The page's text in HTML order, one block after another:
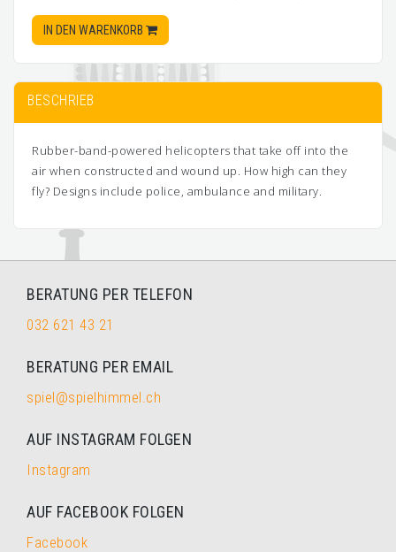
IN DEN WARENKORB
BESCHRIEB
Rubber-band-powered helicopters that take off into the
air when constructed and wound up. How high can they
fly? Designs include police, ambulance and military.
BERATUNG PER TELEFON
032 621 43 21
BERATUNG PER EMAIL
spiel@spielhimmel.ch
AUF INSTAGRAM FOLGEN
Instagram
AUF FACEBOOK FOLGEN
Facebook